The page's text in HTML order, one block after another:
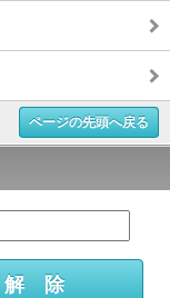
ページの先頭へ戻る